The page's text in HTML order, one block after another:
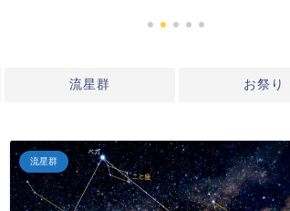
流星群 お祭り
流星群